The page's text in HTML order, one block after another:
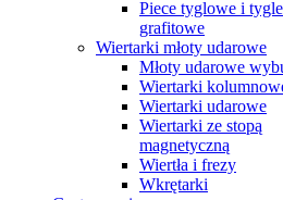
Piece tyglowe i tygle
grafitowe
Wiertarki młoty udarowe
Młoty udarowe
Wiertarki
Wiertarki udarowe
Wiertarki ze stopą
magnetyczną
Wiertła i frezy
Wkrętarki